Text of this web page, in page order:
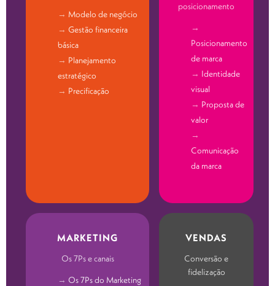
Modelo de negócio
Gestão financeira
básica
Planejamento
estratégico
Precificação
posicionamento
Posicionamento
de marca
Identidade
visual
Proposta de
valor
Comunicação
da marca
MARKETING
Os 7Ps e canais
Os 7Ps do Marketing
VENDAS
Conversão e
fidelização